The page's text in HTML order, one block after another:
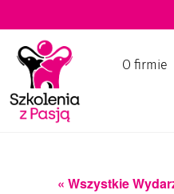
O firmie
« Wszystkie